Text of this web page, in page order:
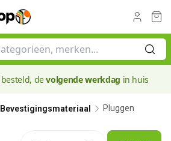
besteld, devolgende werkdag in huis
Bevestigingsmateriaal Pluggen